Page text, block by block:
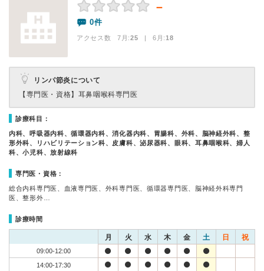
－
0件
アクセス数 7月:25 | 6月:18
リンパ節炎について
【専門医・資格】 耳鼻咽喉科専門医
診療科目：
内科、呼吸器内科、循環器内科、消化器内科、胃腸科、外科、脳神経外科、整
形外科、リハビリテーション科、皮膚科、泌尿器科、眼科、耳鼻咽喉科、婦人
科、小児科、放射線科
専門医・資格：
総合内科専門医、血液専門医、外科専門医、循環器専門医、脳神経外科専門
医、整形外…
診療時間
月 火 水 木 金 土 日 祝
09:00-12:00
14:00-17:30